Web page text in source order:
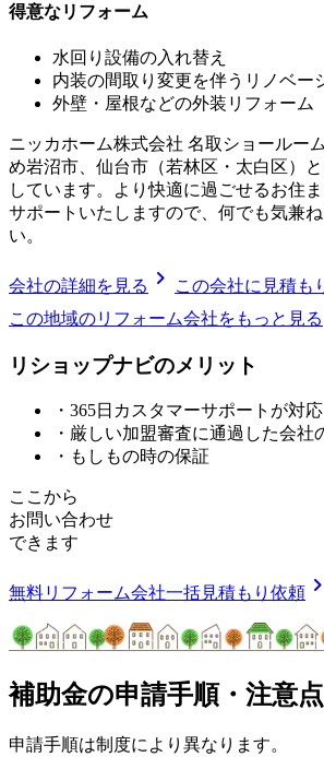
得意なリフォーム
水回り設備の入れ替え
内装の間取り変更を伴うリノベー
外壁・屋根などの外装リフォーム
ニッカホーム株式会社 名取ショールー
め岩沼市、仙台市（若林区・太白区）
しています。より快適に過ごせるお住
サポートいたしますので、何でも気兼
い。
会社の詳細を見る chevron_right この会社に見積も
この地域のリフォーム会社をもっと見る
リショップナビのメ リ ッ ト
・365日カスタマーサポートが対応
・厳しい加盟審査に通過した会社
・もしもの時の保証
ここから
お問い合わせ
できます
無料リフォーム会社一括見積もり依頼 chevron_right
補助金の申請手順・注意点
申請手順は制度により異なります。